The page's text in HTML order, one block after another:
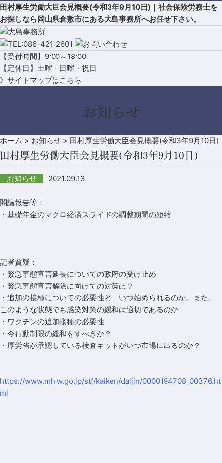
田村厚生労働大臣会見概要(令和3年9月10日)｜社会保険労務士を
お探しなら岡山県倉敷市にある大島事務所へお任せ下さい。
【受付時間】9:00～18:00
【定休日】土曜・日曜・祝日
》サイトマップはこちら
お知らせ
ホーム > お知らせ > 田村厚生労働大臣会見概要(令和3年9月10日)
田村厚生労働大臣会見概要(令和3年9月10日)
お知らせ 2021.09.13
閣議報告等：
・基礎年金のマクロ経済スライドの調整期間の短縮
記者質疑：
・緊急事態宣言延長についての政府の受け止め
・緊急事態宣言解除に向けての対策は？
・追加の接種についての必要性と、いつ始められるのか。また、
このような状態でも感染対策の緩和は適切であるのか
・ワクチンの追加接種の必要性
・今行動制限の緩和をすべきか？
・厚労省が承認している検査キットがいつ市場に出るのか？
https://www.mhlw.go.jp/stf/kaiken/daijin/0000194708_00376.ht
ml